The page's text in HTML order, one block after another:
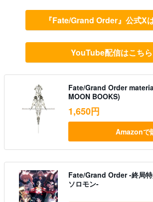
『Fate/Grand Order』公式X
YouTube配信はこちら
Fate/Grand Order
MOON BOOKS)
1,650円
Amazonで
Fate/Grand Order -終局
ソロモン-